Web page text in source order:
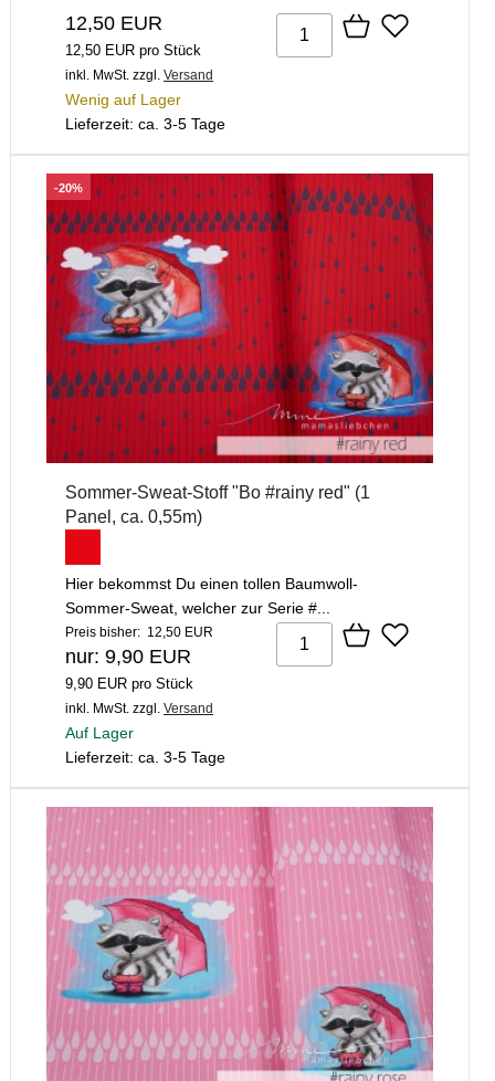
12,50 EUR
12,50 EUR pro Stück
inkl. MwSt. zzgl. Versand
Wenig auf Lager
Lieferzeit: ca. 3-5 Tage
-20%
Sommer-Sweat-Stoff "Bo #rainy red" (1
Panel, ca. 0,55m)
Hier bekommst Du einen tollen Baumwoll-
Sommer-Sweat, welcher zur Serie #...
Preis bisher: 12,50 EUR
nur: 9,90 EUR
9,90 EUR pro Stück
inkl. MwSt. zzgl. Versand
Auf Lager
Lieferzeit: ca. 3-5 Tage